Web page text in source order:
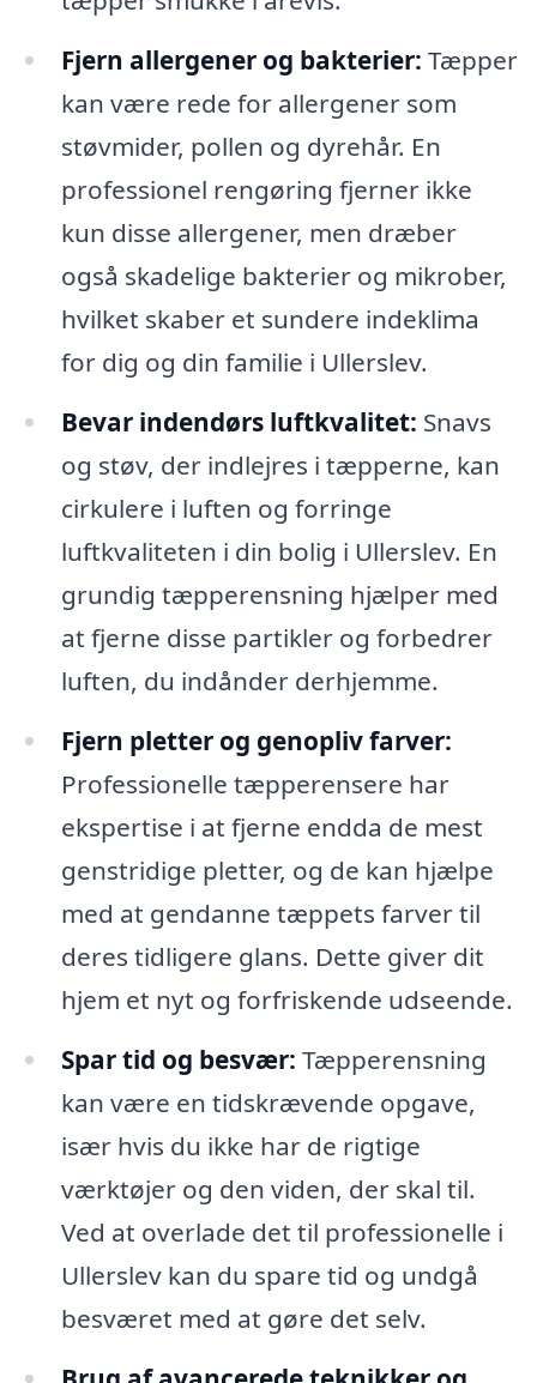
Fjern allergener og bakterier: Tæpper
kan være rede for allergener som
støvmider, pollen og dyrehår. En
professionel rengøring fjerner ikke
kun disse allergener, men dræber
også skadelige bakterier og mikrober,
hvilket skaber et sundere indeklima
for dig og din familie i Ullerslev.
Bevar indendørs luftkvalitet: Snavs
og støv, der indlejres i tæpperne, kan
cirkulere i luften og forringe
luftkvaliteten i din bolig i Ullerslev. En
grundig tæpperensning hjælper med
at fjerne disse partikler og forbedrer
luften, du indånder derhjemme.
Fjern pletter og genopliv farver:
Professionelle tæpperensere har
ekspertise i at fjerne endda de mest
genstridige pletter, og de kan hjælpe
med at gendanne tæppets farver til
deres tidligere glans. Dette giver dit
hjem et nyt og forfriskende udseende.
Spar tid og besvær: Tæpperensning
kan være en tidskrævende opgave,
især hvis du ikke har de rigtige
værktøjer og den viden, der skal til.
Ved at overlade det til professionelle i
Ullerslev kan du spare tid og undgå
besværet med at gøre det selv.